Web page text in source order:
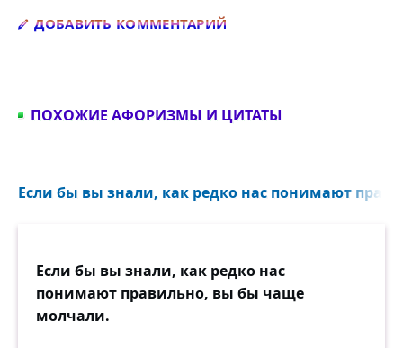
ДОБАВИТЬ КОММЕНТАРИЙ
ПОХОЖИЕ АФОРИЗМЫ И ЦИТАТЫ
Если бы вы знали, как редко нас понимают
Если бы вы знали, как редко нас
понимают правильно, вы бы чаще
молчали.